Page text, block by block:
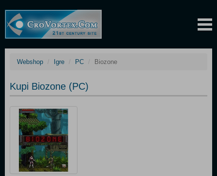
Webshop Igre PC Biozone
Kupi Biozone (PC)